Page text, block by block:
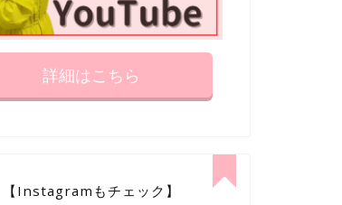
詳細はこちら
【Instagramもチェック】